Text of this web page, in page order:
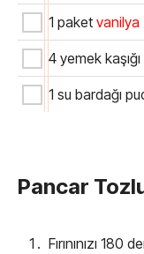
1 paket vanilya
4 yemek kaşığı
1 su bardağı
Pancar
Fırınınızı